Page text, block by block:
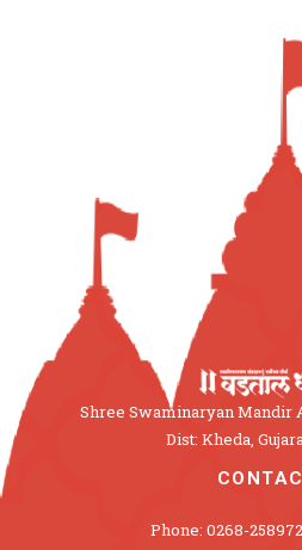
Shree Swaminaryan Mandir
Dist: Kheda,
Phone: 0268-